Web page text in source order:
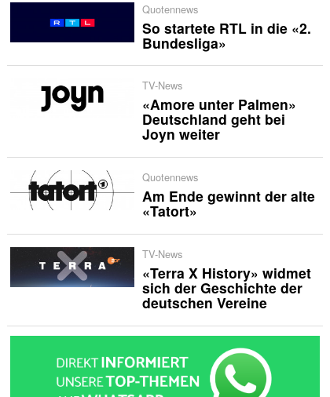
Quotennews
So startete RTL in die «2.
Bundesliga»
TV-News
«Amore unter Palmen»
Deutschland geht bei
Joyn weiter
Quotennews
Am Ende gewinnt der alte
«Tatort»
TV-News
«Terra X History» widmet
sich der Geschichte der
deutschen Vereine